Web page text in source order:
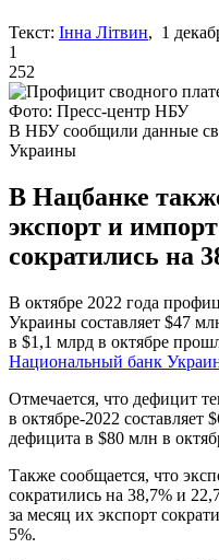
Текст: Інна Літвин, 1
1
252
Фото: Пресс-центр НБУ
В НБУ сообщили данные
Украины
В Нацбанке
экспорт и импорт
сократились на
В октябре 2022 года
Украины составляет $47
в $1,1 млрд в октябре
Национальный банк
Отмечается, что дефицит
в октябре-2022 составляет
дефицита в $80 млн в
Также сообщается, что
сократились на 38,7% и
за месяц их экспорт
5%.